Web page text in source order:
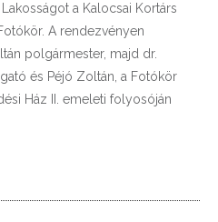
a Kalocsai Kortárs
A rendezvényen
polgármester, majd dr.
és Péjó Zoltán, a Fotókör
Ház II. emeleti folyosóján